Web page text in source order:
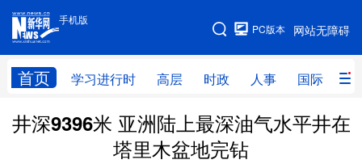
手机版
网站无障碍
PC版本
首页 学习进行时 高层 时政 人事 国际 财
手机版
网站地图
学习进行时 高层 时政 人事
财经 网评
井深9396米 亚洲陆上最深油气水平井在
塔里木盆地完钻